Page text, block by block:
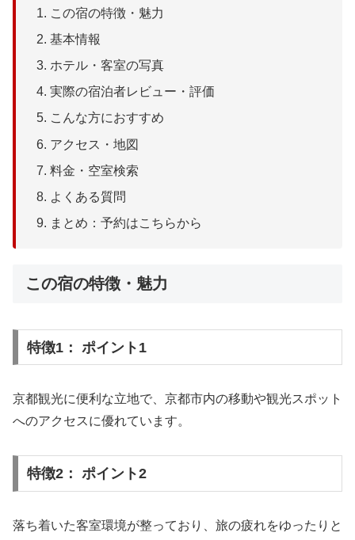
この宿の特徴・魅力
基本情報
ホテル・客室の写真
実際の宿泊者レビュー・評価
こんな方におすすめ
アクセス・地図
料金・空室検索
よくある質問
まとめ：予約はこちらから
この宿の特徴・魅力
特徴1： ポイント1
京都観光に便利な立地で、京都市内の移動や観光スポット
へのアクセスに優れています。
特徴2： ポイント2
落ち着いた客室環境が整っており、旅の疲れをゆったりと